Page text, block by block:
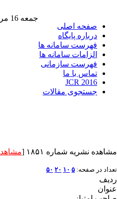
صفحه اصلی
درباره پایگاه
فهرست سامانه ها
الزامات سامانه ها
فهرست سازمانی
تماس با ما
JCR 2016
جستجوی مقالات
جمعه 16 مرداد 1405
مشاهده نشریه شماره ۱۸۵۱ [
تعداد در صفحه: ۵ ۱۰ ۲۰ ۵۰
ردیف
عنوان